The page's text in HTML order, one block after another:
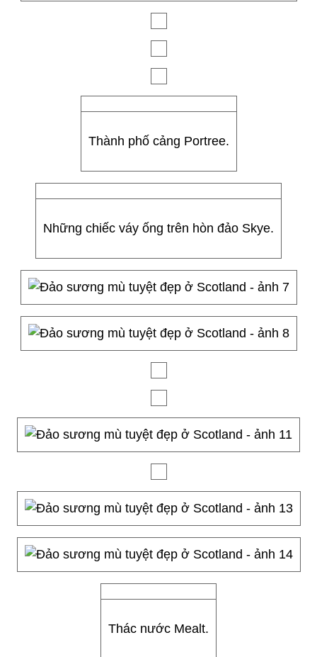
Thành phố cảng Portree.
Những chiếc váy ống trên hòn đảo Skye.
Thác nước Mealt.